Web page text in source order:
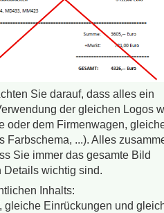
Sie darauf, dass alles ein
der gleichen Logos
oder dem Firmenwagen,
Farbschema, ...). Alles
Sie immer das gesamte Bild
Details wichtig sind.
Inhalts:
gleiche Einrückungen und